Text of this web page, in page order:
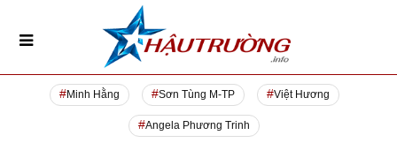
Minh Hằng Sơn Tùng M-TP Việt Hương
Angela Phương Trinh